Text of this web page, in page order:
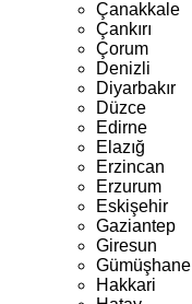
Çanakkale
Çankırı
Çorum
Denizli
Diyarbakır
Düzce
Edirne
Elazığ
Erzincan
Erzurum
Eskişehir
Gaziantep
Giresun
Gümüşhane
Hakkari